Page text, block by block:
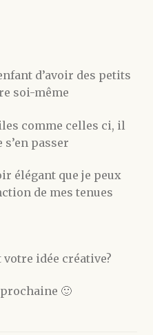
d’avoir des petits
soi-même
comme celles ci, il
s’en passer
élégant que je peux
de mes tenues
idée créative?
🙂